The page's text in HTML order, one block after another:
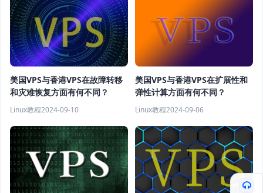
美国VPS与香港VPS在故障转移
和灾难恢复方面有何不同？
Linux教程2024-09-10
美国VPS与香港VPS在扩展性和
弹性计算方面有何不同？
Linux教程2024-09-06